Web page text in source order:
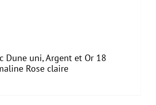
Dune uni, Argent et Or 18
Rose claire